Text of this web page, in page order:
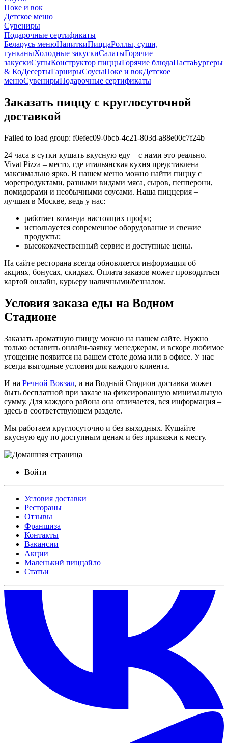
Поке и вок
Детское меню
Сувениры
Подарочные сертификаты
Беларусь менюНапиткиПиццаРоллы, суши,
гунканыХолодные закускиСалатыГорячие
закускиСупыКонструктор пиццыГорячие блюдаПастаБургеры
& КоДесертыГарнирыСоусыПоке и вокДетское
менюСувенирыПодарочные сертификаты
Заказать пиццу с круглосуточной
доставкой
Failed to load group: f0efec09-0bcb-4c21-803d-a88e00c7f24b
24 часа в сутки кушать вкусную еду – с нами это реально.
Vivat Pizza – место, где итальянская кухня представлена
максимально ярко. В нашем меню можно найти пиццу с
морепродуктами, разными видами мяса, сыров, пепперони,
помидорами и необычными соусами. Наша пиццерия –
лучшая в Москве, ведь у нас:
работает команда настоящих профи;
используется современное оборудование и свежие
продукты;
высококачественный сервис и доступные цены.
На сайте ресторана всегда обновляется информация об
акциях, бонусах, скидках. Оплата заказов может проводиться
картой онлайн, курьеру наличными/безналом.
Условия заказа еды на Водном
Стадионе
Заказать ароматную пиццу можно на нашем сайте. Нужно
только оставить онлайн-заявку менеджерам, и вскоре любимое
угощение появится на вашем столе дома или в офисе. У нас
всегда выгодные условия для каждого клиента.
И на Речной Вокзал, и на Водный Стадион доставка может
быть бесплатной при заказе на фиксированную минимальную
сумму. Для каждого района она отличается, вся информация –
здесь в соответствующем разделе.
Мы работаем круглосуточно и без выходных. Кушайте
вкусную еду по доступным ценам и без привязки к месту.
Войти
Условия доставки
Рестораны
Отзывы
Франшиза
Контакты
Вакансии
Акции
Маленький пиццайло
Статьи